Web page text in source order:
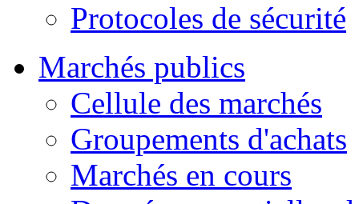
Protocoles de sécurité
Marchés publics
Cellule des marchés
Groupements d'achats
Marchés en cours